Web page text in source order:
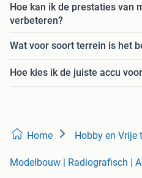
Hoe kan ik de prestaties van
verbeteren?
Wat voor soort terrein is het
Hoe kies ik de juiste accu
Home Hobby en Vrije
Modelbouw | Radiografisch |